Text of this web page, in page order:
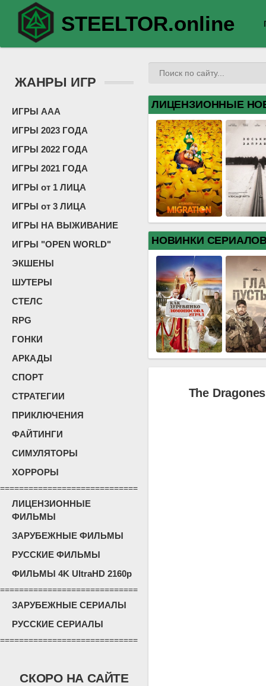
STEELTOR.online
ЖАНРЫ ИГР
ИГРЫ ААА
ИГРЫ 2023 ГОДА
ИГРЫ 2022 ГОДА
ИГРЫ 2021 ГОДА
ИГРЫ от 1 ЛИЦА
ИГРЫ от 3 ЛИЦА
ИГРЫ НА ВЫЖИВАНИЕ
ИГРЫ "OPEN WORLD"
ЭКШЕНЫ
ШУТЕРЫ
СТЕЛС
RPG
ГОНКИ
АРКАДЫ
СПОРТ
СТРАТЕГИИ
ПРИКЛЮЧЕНИЯ
ФАЙТИНГИ
СИМУЛЯТОРЫ
ХОРРОРЫ
=============================
ЛИЦЕНЗИОННЫЕ
ФИЛЬМЫ
ЗАРУБЕЖНЫЕ ФИЛЬМЫ
РУССКИЕ ФИЛЬМЫ
ФИЛЬМЫ 4K UltraHD 2160p
=============================
ЗАРУБЕЖНЫЕ СЕРИАЛЫ
РУССКИЕ СЕРИАЛЫ
=============================
СКОРО НА САЙТЕ
ЛИЦЕНЗИОННЫЕ
НОВИНКИ
The